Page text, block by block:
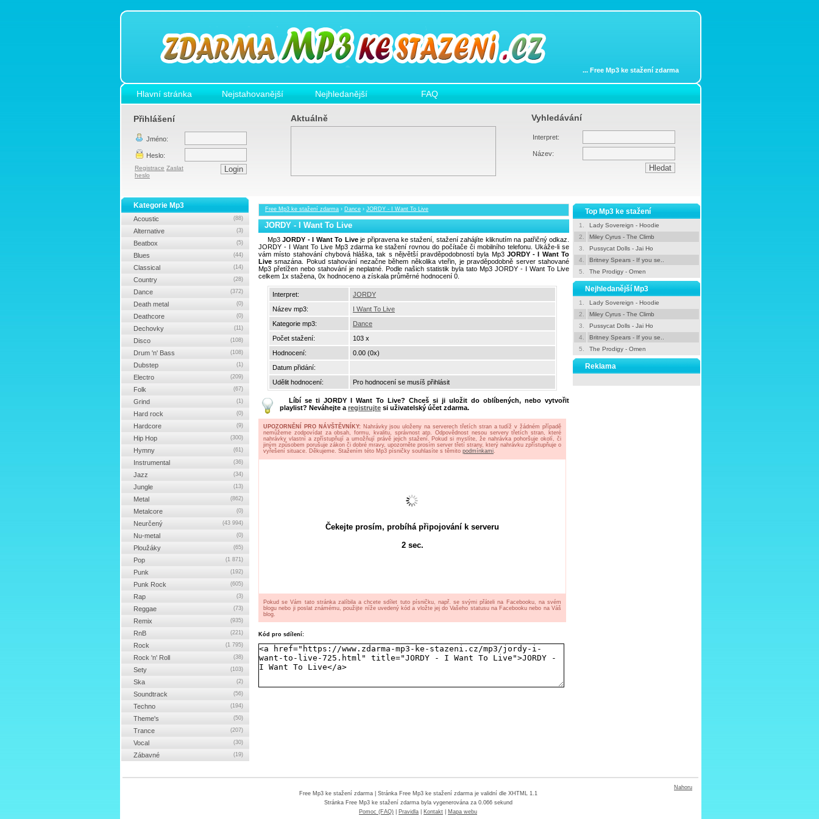
... Free Mp3 ke stažení zdarma
Hlavní stránka Nejstahovanější Nejhledanější FAQ
Přihlášení
Jméno:
Heslo:
Registrace Zaslat
heslo
Aktuálně Vyhledávání
Interpret:
Název:
Free Mp3 ke stažení zdarma › Dance › JORDY - I Want To Live
JORDY - I Want To Live
Mp3JORDY - I Want To Liveje připravena ke stažení, stažení zahájíte kliknutím na patřičný odkaz.
JORDY - I Want To Live Mp3 zdarma ke stažení rovnou do počítače či mobilního telefonu. Ukáže-li se
vám místo stahování chybová hláška, tak s nějvětší pravděpodobností byla Mp3 JORDY - I Want To
Live smazána. Pokud stahování nezačne během několika vteřin, je pravděpodobně server stahované
Mp3 přetížen nebo stahování je neplatné. Podle našich statistik byla tato Mp3 JORDY - I Want To Live
celkem 1x stažena, 0x hodnoceno a získala průměrné hodnocení 0.
Interpret:
JORDY
Název mp3:
I Want To Live
Kategorie mp3:
Dance
Počet stažení:
103 x
Hodnocení:
0.00 (0x)
Datum přidání:
Udělit hodnocení:
Pro hodnocení se musíš přihlásit
Líbí se ti JORDY I Want To Live? Chceš si ji uložit do oblíbených, nebo vytvořit
playlist? Neváhejte a registrujte si uživatelský účet zdarma.
UPOZORNĚNÍ PRO NÁVŠTĚVNÍKY: Nahrávky jsou uloženy na serverech třetích stran a tudíž v žádném případě
nemůžeme zodpovídat za obsah, formu, kvalitu, správnost atp. Odpovědnost nesou servery třetích stran, které
nahrávky vlastní a zpřístupňují a umožňují právě jejich stažení. Pokud si myslíte, že nahrávka pohoršuje okolí, či
jiným způsobem porušuje zákon či dobré mravy, upozorněte prosím server třetí strany, který nahrávku zpřístupňuje o
vyřešení situace. Děkujeme. Stažením této Mp3 písničky souhlasíte s těmito podmínkami.
Čekejte prosím, probíhá připojování k serveru
2sec.
Pokud se Vám tato stránka zalíbila a chcete sdílet tuto písničku, např. se svými přáteli na Facebooku, na svém
blogu nebo ji poslat známému, použijte níže uvedený kód a vložte jej do Vašeho statusu na Facebooku nebo na Váš
blog.
Kód pro sdílení:
Top Mp3 ke stažení
1.
Lady Sovereign - Hoodie
2.
Miley Cyrus - The Climb
3.
Pussycat Dolls - Jai Ho
4.
Britney Spears - If you se..
5.
The Prodigy - Omen
Nejhledanější Mp3
1.
Lady Sovereign - Hoodie
2.
Miley Cyrus - The Climb
3.
Pussycat Dolls - Jai Ho
4.
Britney Spears - If you se..
5.
The Prodigy - Omen
Reklama
Kategorie Mp3
Acoustic (88)
Alternative (3)
Beatbox (5)
Blues (44)
Classical (14)
Country (28)
Dance (372)
Death metal (0)
Deathcore (0)
Dechovky (11)
Disco (108)
Drum 'n' Bass (108)
Dubstep (1)
Electro (209)
Folk (67)
Grind (1)
Hard rock (0)
Hardcore (9)
Hip Hop (300)
Hymny (61)
Instrumental (36)
Jazz (34)
Jungle (13)
Metal (862)
Metalcore (0)
Neurčený (43 994)
Nu-metal (0)
Ploužáky (65)
Pop (1 871)
Punk (192)
Punk Rock (605)
Rap (3)
Reggae (73)
Remix (935)
RnB (221)
Rock (1 795)
Rock 'n' Roll (38)
Sety (103)
Ska (2)
Soundtrack (56)
Techno (194)
Theme's (50)
Trance (207)
Vocal (30)
Zábavné (19)
Nahoru
Free Mp3 ke stažení zdarma| Stránka Free Mp3 ke stažení zdarma je validní dle XHTML 1.1
Stránka Free Mp3 ke stažení zdarmabyla vygenerována za 0.066 sekund
Pomoc (FAQ)
Pravidla Kontakt Mapa webu